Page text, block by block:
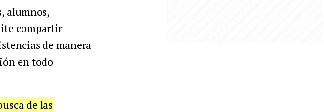
alumnos,
compartir
de manera
en todo
de las